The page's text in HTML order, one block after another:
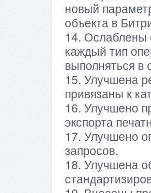
новый
объекта в
14. Ослаблены
каждый тип
выполняться в
15. Улучшена
привязаны к
16. Улучшено
экспорта
17. Улучшено
запросов.
18. Улучшена